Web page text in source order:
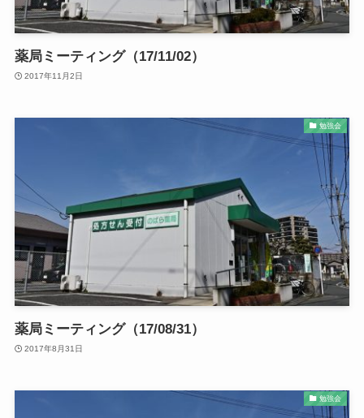
薬局ミーティング（17/11/02）
2017年11月2日
勉強会
薬局ミーティング（17/08/31）
2017年8月31日
勉強会